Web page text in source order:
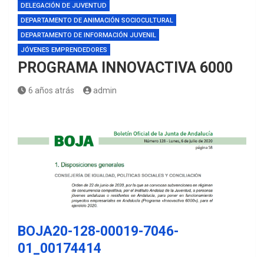
DELEGACIÓN DE JUVENTUD
DEPARTAMENTO DE ANIMACIÓN SOCIOCULTURAL
DEPARTAMENTO DE INFORMACIÓN JUVENIL
JÓVENES EMPRENDEDORES
PROGRAMA INNOVACTIVA 6000
6 años atrás admin
BOJA20-128-00019-7046-
01_00174414